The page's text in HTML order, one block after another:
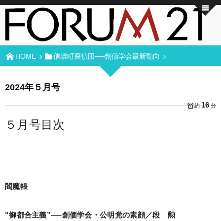
HOME 信濃町探偵団──創価学会最新動向
2024年５月号
約16分
５月号目次
閻魔帳
“御都合主義”──創価学会・公明党の素顔／段 勲